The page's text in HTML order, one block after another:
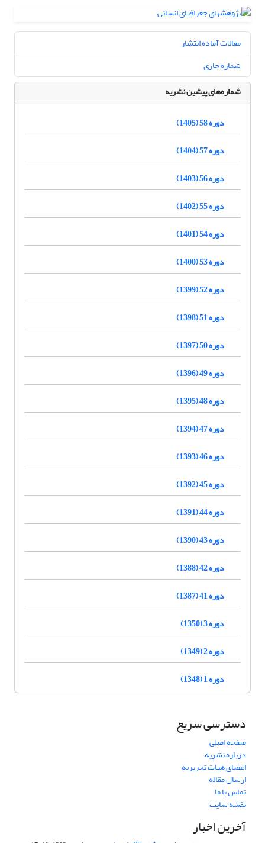
مقالات آماده انتشار
شماره جاری
شماره‌های پیشین نشریه
دوره 58 (1405)
دوره 57 (1404)
دوره 56 (1403)
دوره 55 (1402)
دوره 54 (1401)
دوره 53 (1400)
دوره 52 (1399)
دوره 51 (1398)
دوره 50 (1397)
دوره 49 (1396)
دوره 48 (1395)
دوره 47 (1394)
دوره 46 (1393)
دوره 45 (1392)
دوره 44 (1391)
دوره 43 (1390)
دوره 42 (1388)
دوره 41 (1387)
دوره 3 (1350)
دوره 2 (1349)
دوره 1 (1348)
دسترسی سریع
صفحه اصلی
درباره نشریه
اعضای هیات تحریریه
ارسال مقاله
تماس با ما
نقشه سایت
آخرین اخبار